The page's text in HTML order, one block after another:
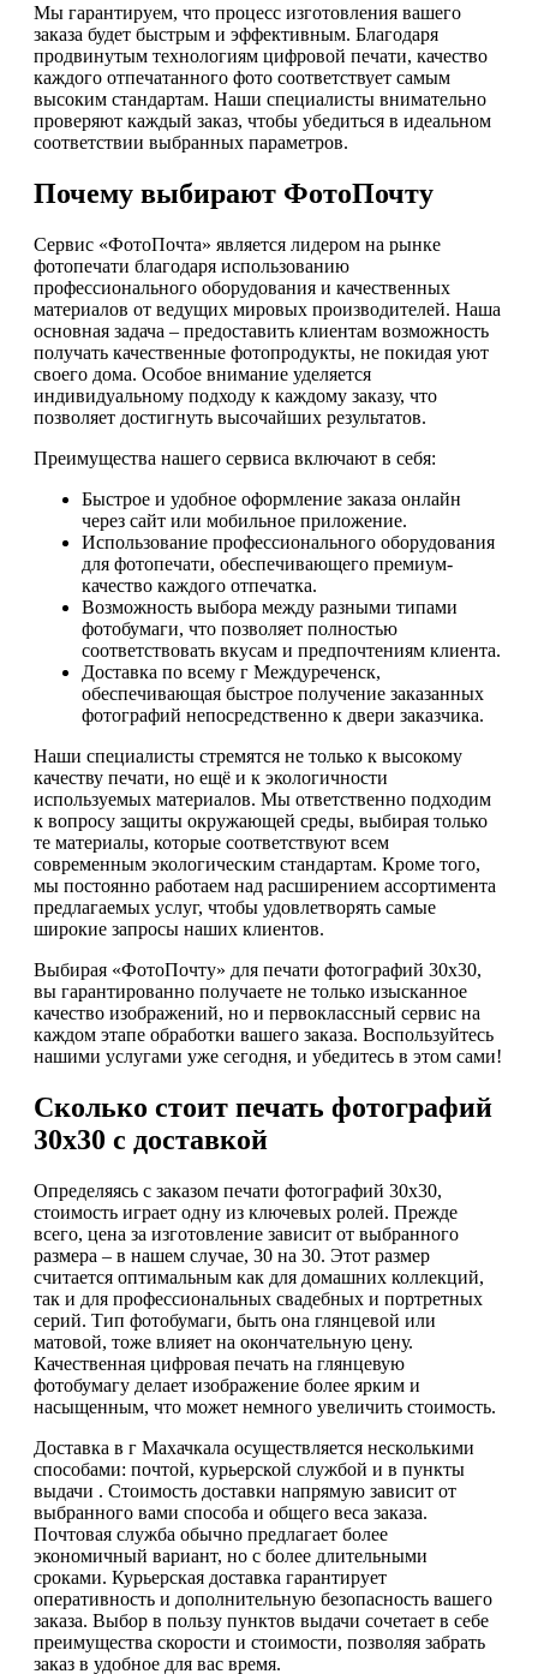
Мы гарантируем, что процесс изготовления вашего
заказа будет быстрым и эффективным. Благодаря
продвинутым технологиям цифровой печати, качество
каждого отпечатанного фото соответствует самым
высоким стандартам. Наши специалисты внимательно
проверяют каждый заказ, чтобы убедиться в идеальном
соответствии выбранных параметров.
Почему выбирают ФотоПочту
Сервис «ФотоПочта» является лидером на рынке
фотопечати благодаря использованию
профессионального оборудования и качественных
материалов от ведущих мировых производителей. Наша
основная задача – предоставить клиентам возможность
получать качественные фотопродукты, не покидая уют
своего дома. Особое внимание уделяется
индивидуальному подходу к каждому заказу, что
позволяет достигнуть высочайших результатов.
Преимущества нашего сервиса включают в себя:
Быстрое и удобное оформление заказа онлайн
через сайт или мобильное приложение.
Использование профессионального оборудования
для фотопечати, обеспечивающего премиум-
качество каждого отпечатка.
Возможность выбора между разными типами
фотобумаги, что позволяет полностью
соответствовать вкусам и предпочтениям клиента.
Доставка по всему г Междуреченск,
обеспечивающая быстрое получение заказанных
фотографий непосредственно к двери заказчика.
Наши специалисты стремятся не только к высокому
качеству печати, но ещё и к экологичности
используемых материалов. Мы ответственно подходим
к вопросу защиты окружающей среды, выбирая только
те материалы, которые соответствуют всем
современным экологическим стандартам. Кроме того,
мы постоянно работаем над расширением ассортимента
предлагаемых услуг, чтобы удовлетворять самые
широкие запросы наших клиентов.
Выбирая «ФотоПочту» для печати фотографий 30х30,
вы гарантированно получаете не только изысканное
качество изображений, но и первоклассный сервис на
каждом этапе обработки вашего заказа. Воспользуйтесь
нашими услугами уже сегодня, и убедитесь в этом сами!
Сколько стоит печать фотографий
30х30 с доставкой
Определяясь с заказом печати фотографий 30х30,
стоимость играет одну из ключевых ролей. Прежде
всего, цена за изготовление зависит от выбранного
размера – в нашем случае, 30 на 30. Этот размер
считается оптимальным как для домашних коллекций,
так и для профессиональных свадебных и портретных
серий. Тип фотобумаги, быть она глянцевой или
матовой, тоже влияет на окончательную цену.
Качественная цифровая печать на глянцевую
фотобумагу делает изображение более ярким и
насыщенным, что может немного увеличить стоимость.
Доставка в г Махачкала осуществляется несколькими
способами: почтой, курьерской службой и в пункты
выдачи . Стоимость доставки напрямую зависит от
выбранного вами способа и общего веса заказа.
Почтовая служба обычно предлагает более
экономичный вариант, но с более длительными
сроками. Курьерская доставка гарантирует
оперативность и дополнительную безопасность вашего
заказа. Выбор в пользу пунктов выдачи сочетает в себе
преимущества скорости и стоимости, позволяя забрать
заказ в удобное для вас время.